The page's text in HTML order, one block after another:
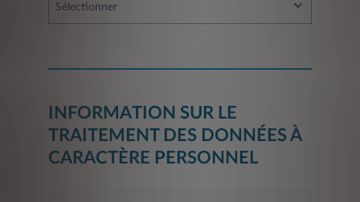
Sélectionner
INFORMATION SUR LE
TRAITEMENT DES DONNÉES À
CARACTÈRE PERSONNEL